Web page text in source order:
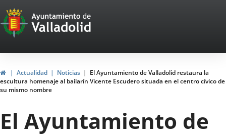
Portal
Web
del
Ayuntamiento
de
Valladolid
InicioActualidad Noticias
El Ayuntamiento de Valladolid restaura la
escultura homenaje al bailarín Vicente Escudero situada en el centro cívico de
su mismo nombre
El Ayuntamiento de